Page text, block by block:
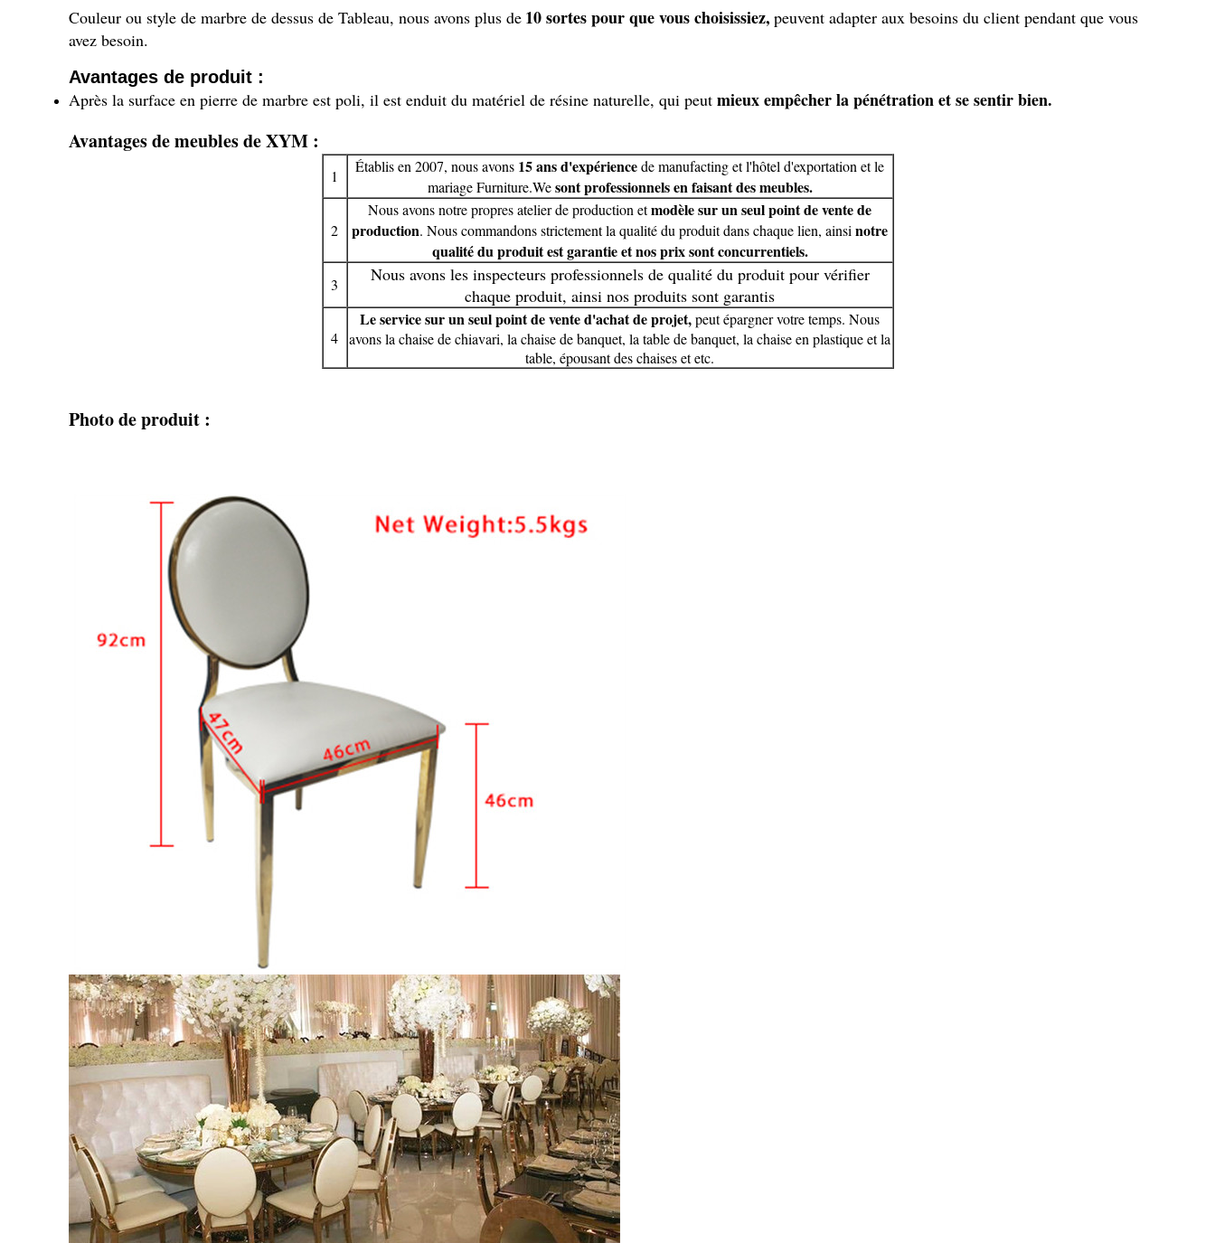
Couleur ou style de marbre de dessus de Tableau, nous avons plus de 10 sortes pour que vous choisissiez, peuvent adapter aux besoins du client pendant que vous
avez besoin.
Avantages de produit :
Après la surface en pierre de marbre est poli, il est enduit du matériel de résine naturelle, qui peut mieux empêcher la pénétration et se sentir bien.
Avantages de meubles de XYM :
1
Établis en 2007, nous avons 15 ans d'expériencede manufacting et l'hôtel d'exportation et le
mariage Furniture.Wesont professionnels en faisant des meubles.
2
Nous avons notre propres atelier de production etmodèle sur un seul point de vente de
production. Nous commandons strictement la qualité du produit dans chaque lien, ainsi notre
qualité du produit est garantie et nos prix sont concurrentiels.
3
Nous avons les inspecteurs professionnels de qualité du produit pour vérifier
chaque produit, ainsi nos produits sont garantis
4
Le service sur un seul point de vente d'achat de projet,peut épargner votre temps. Nous
avons la chaise de chiavari, la chaise de banquet, la table de banquet, la chaise en plastique et la
table, épousant des chaises et etc.
Photo de produit :